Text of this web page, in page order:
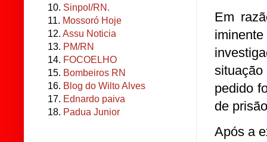
Em
pedido
de
Após a
10. Sinpol/RN.
11. Mossoró Hoje
12. Assu Noticia
13. PM/RN
14. FOCOELHO
15. Bombeiros RN
16. Blog do Wilto Alves
17. Ednardo paiva
18. Padua Junior